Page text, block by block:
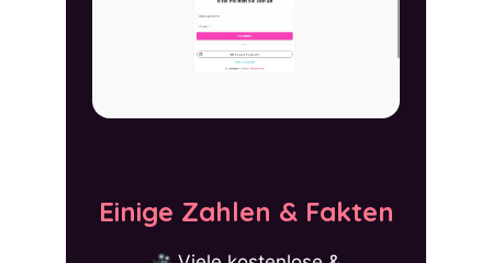
Einige Zahlen & Fakten